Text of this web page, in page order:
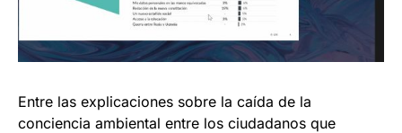
Entre las explicaciones sobre la caída de la
conciencia ambiental entre los ciudadanos que